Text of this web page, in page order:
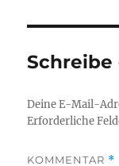
Deine E-Mail-
Erforderliche
KOMMENTAR *